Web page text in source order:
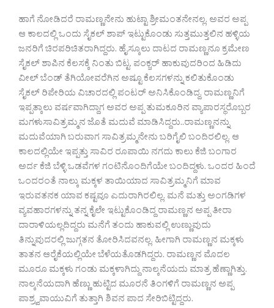
ಹಾಗೆ ನೋಡಿದರೆ ರಾಮಣ್ಣನೇನು ಹುಟ್ಟಾ ಶ್ರೀಮಂತನೇನಲ್ಲ. ಅವರ ಅಪ್ಪ
ಆ ಕಾಲದಲ್ಲಿ ಒಂದು ಸೈಕಲ್ ಶಾಪ್ ಇಟ್ಟುಕೊಂಡು ಸುತ್ತಮುತ್ತಲಿನ ಹಳ್ಳಿಯ
ಜನರಿಗೆ ಚಿರಪರಿಚಿತರಾಗಿದ್ದರು. ಹೈಸ್ಕೂಲು ದಾಟದ ರಾಮಣ್ಣನೂ ಕ್ರಮೇಣ
ಸೈಕಲ್ ಶಾಪಿನ ಕೆಲಸಕ್ಕೆ ನಿಂತು ಬಿಟ್ಟ. ಪಂಕ್ಚರ್ ಹಾಕುವುದರಿಂದ ಹಿಡಿದು
ವೀಲ್ ಬೆಂಡ್ ತೆಗಿಯೋವರೆಗಿನ ಅಷ್ಟೂ ಕೆಲಸಗಳನ್ನು ಕಲಿತುಕೊಂಡು
ಸೈಕಲ್ ರಿಪೇರಿಯ ವಿಚಾರದಲ್ಲಿ ಪಂಟರ್ ಅನಿಸಿಕೊಂಡಿದ್ದ. ರಾಮಣ್ಣನಿಗೆ
ಇಪ್ಪತ್ಕಾಲು ವರ್ಷವಾಗಿದ್ದಾಗ ಅವರ ಅಪ್ಪ ತುಮಕೂರಿನ ವ್ಯಾಪಾರಸ್ಥರೊಬ್ಬರ
ಮಗಳುಸಾವಿತ್ರಮ್ಮನ ಜೊತೆ ಮದುವೆ ಮಾಡಿಸಿದ್ದರು..ರಾಮಣ್ಣನನ್ನು
ಮದುವೆಯಾಗಿ ಬರುವಾಗ ಸಾವಿತ್ರಮ್ಮನೇನು ಬರಿಗೈಲಿ ಬಂದಿರಲಿಲ್ಲ. ಆ
ಕಾಲದಲ್ಲಿಯೇ ಇಪ್ಪತ್ತು ಸಾವಿರ ರೂಪಾಯಿ ನಗದು ಕಾಲು ಕೆಜಿ ಬಂಗಾರ
ಅರ್ದ ಕೆಜಿ ಬೆಳ್ಳಿ ಒಡವೆಗಳ ಗಂಟಿನೊಂದಿಗೆಯೇ ಬಂದಿದ್ದಳು. ಒಂದರ ಹಿಂದೆ
ಒಂದರಂತೆ ನಾಲ್ಕು ಮಕ್ಕಳ ತಾಯಿಯಾದ ಸಾವಿತ್ರಮ್ಮನಿಗೆ ಮಾವ
ಇರುವತನಕ ಯಾವ ಕಷ್ಟವೂ ಎದುರಾಗಿರಲಿಲ್ಲ. ಮನೆ ಮತ್ತು ಅಂಗಡಿಗಳ
ವ್ಯವಹಾರಗಳನ್ನು ತನ್ನ ಕೈಲೇ ಇಟ್ಟುಕೊಂಡಿದ್ದ ರಾಮಣ್ಣನ ಅಪ್ಪ ತೀರಾ
ದಾರಾಳಿಯಲ್ಲದಿದ್ದರು ಮನೆಗೆ ತಂದು ಹಾಕುವಲ್ಲಿ ಉಣ್ಣುವುದು
ತಿನ್ನುವುದರಲ್ಲಿ ಜುಗ್ಗತನ ತೋರಿಸಿದವನಲ್ಲ. ಹೀಗಾಗಿ ರಾಮಣ್ಣನ ಮಕ್ಕಳು
ತಾತನ ಆರೈಕೆಯಲ್ಲಿಯೇ ಬೆಳೆಯತೊಡಗಿದ್ದರು. ರಾಮಣ್ಣನ ಮೊದಲ
ಮೂರೂ ಮಕ್ಕಳು ಗಂಡು ಮಕ್ಕಳಾಗಿದ್ದು ನಾಲ್ಕನೆಯದು ಮಾತ್ರ ಹೆಣ್ಣಾಗಿತ್ತು.
ನಾಲ್ಕನೆಯದಾಗಿ ಹೆಣ್ಣು ಹುಟ್ಟಿದ ಮೂರನೆ ತಿಂಗಳಿಗೆ ರಾಮಣ್ಣನ ಅಪ್ಪ
ಪಾಶ್ರ್ವವಾಯುವಿಗೆ ತುತ್ತಾಗಿ ಶಿವನ ಪಾದ ಸೇರಿಬಿಟ್ಟಿದ್ದರು.